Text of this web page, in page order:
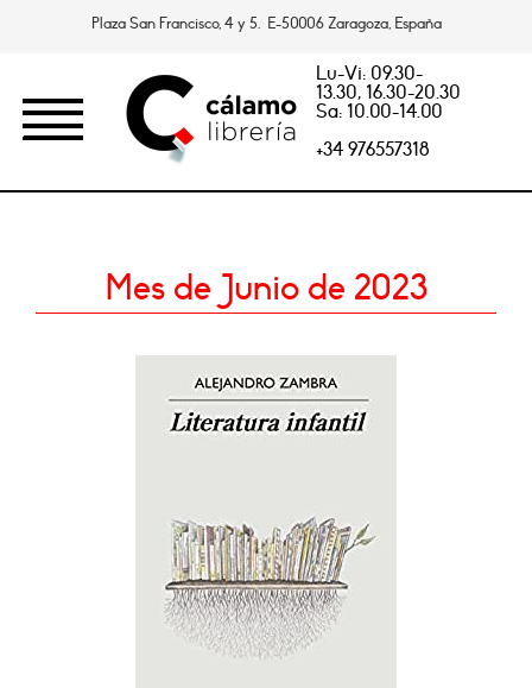
Plaza San Francisco, 4 y 5. E-50006 Zaragoza, España
Lu-Vi: 09.30-
13.30, 16.30-20.30
Sa: 10.00-14.00
+34 976557318
Mes de Junio de 2023